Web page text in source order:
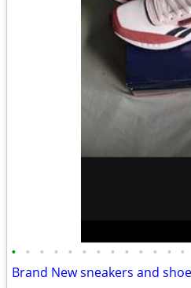
• • • • • • • • • • • • •